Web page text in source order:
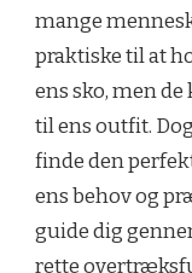
mange
praktiske til at
ens sko, men
til ens outfit.
finde den
ens behov og
guide dig
rette